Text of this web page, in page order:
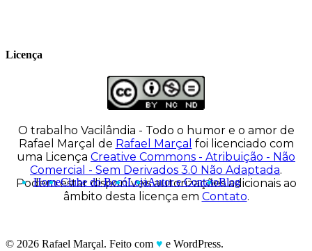
Licença
O trabalho Vacilândia - Todo o humor e o amor de
Rafael Marçal de Rafael Marçal foi licenciado com
uma Licença Creative Commons - Atribuição - Não
Comercial - Sem Derivados 3.0 Não Adaptada.
Podem estar disponíveis autorizações adicionais ao
âmbito desta licença em Contato.
HomeClube do BocóLojaAutor e ContatoBlog
© 2026 Rafael Marçal. Feito com ♥ e WordPress.